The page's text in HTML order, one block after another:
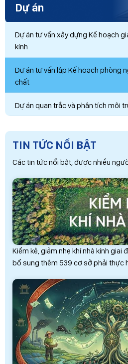
Dự án
Dự án tư vấn xây dựng Kế hoạch
kính
Dự án tư vấn lập Kế hoạch phòng
chất
Dự án quan trắc và phân tích môi
TIN TỨC NỔI BẬT
Các tin tức nổi bật, được nhiều
Kiểm kê, giảm nhẹ khí nhà kính giai
bổ sung thêm 539 cơ sở phải thực